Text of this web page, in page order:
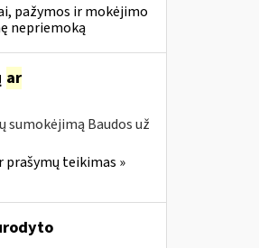
pažymos ir mokėjimo
nepriemoką
ar
sumokėjimą Baudos už
prašymų teikimas »